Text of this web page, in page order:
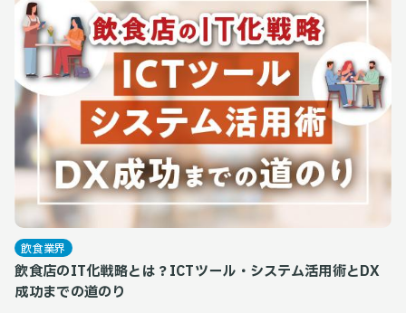
飲食業界
飲食店のIT化戦略とは？ICTツール・システム活用術とDX
成功までの道のり